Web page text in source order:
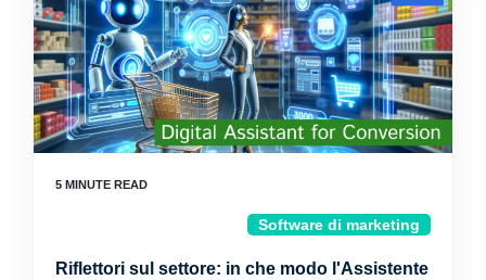
Software di marketing
Riflettori sul settore: in che modo l'Assistente